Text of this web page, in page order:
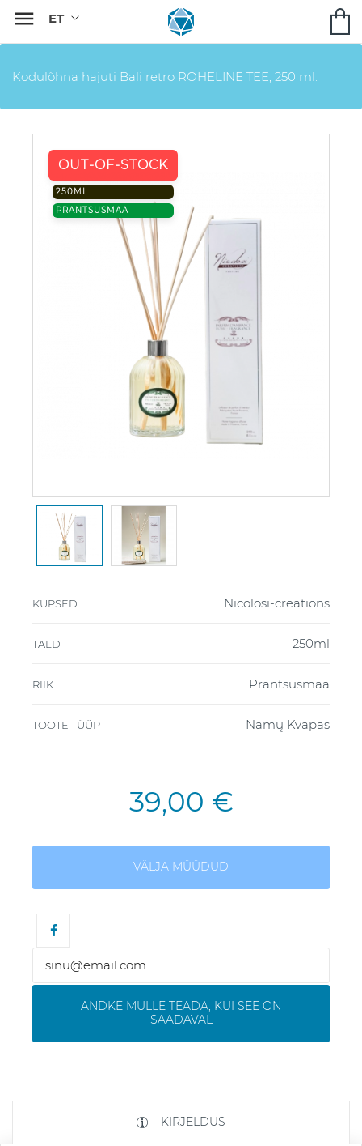

Kodulõhna hajuti Bali retro ROHELINE TEE, 250 ml.
OUT-OF-STOCK
250ML
PRANTSUSMAA
KÜPSED Nicolosi-creations
TALD 250ml
RIIK Prantsusmaa
TOOTE TÜÜP Namų Kvapas
39,00 €
VÄLJA MÜÜDUD
ANDKE MULLE TEADA, KUI SEE ON
SAADAVAL
KIRJELDUS